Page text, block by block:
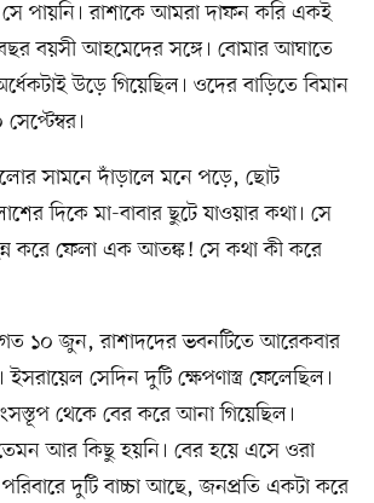
পায়নি। রাশাকে আমরা দাফন করি একই
বয়সী আহমেদের সঙ্গে। বোমার আঘাতে
উড়ে গিয়েছিল। ওদের বাড়িতে বিমান
সামনে দাঁড়ালে মনে পড়ে, ছোট
দিকে মা-বাবার ছুটে যাওয়ার কথা। সে
করে ফেলা এক আতঙ্ক! সে কথা কী করে
১০ জুন, রাশাদদের ভবনটিতে আরেকবার
সেদিন দুটি ক্ষেপণাস্ত্র ফেলেছিল।
থেকে বের করে আনা গিয়েছিল।
আর কিছু হয়নি। বের হয়ে এসে ওরা
দুটি বাচ্চা আছে, জনপ্রতি একটা করে